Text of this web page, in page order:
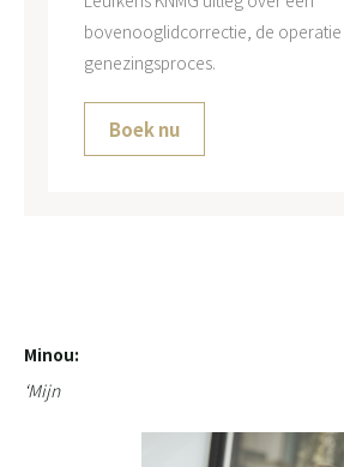
bovenooglidcorrectie, de
genezingsproces.
Boek nu
Minou:
‘Mijn